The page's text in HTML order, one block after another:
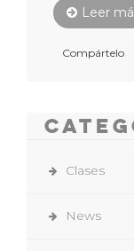
Leer
Compártelo
Clases
News